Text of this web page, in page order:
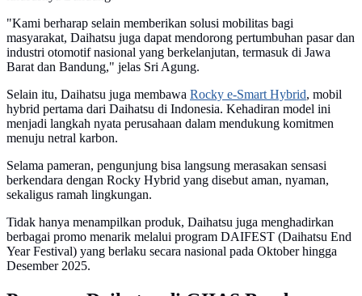
"Kami berharap selain memberikan solusi mobilitas bagi
masyarakat, Daihatsu juga dapat mendorong pertumbuhan pasar dan
industri otomotif nasional yang berkelanjutan, termasuk di Jawa
Barat dan Bandung," jelas Sri Agung.
Selain itu, Daihatsu juga membawa Rocky e-Smart Hybrid, mobil
hybrid pertama dari Daihatsu di Indonesia. Kehadiran model ini
menjadi langkah nyata perusahaan dalam mendukung komitmen
menuju netral karbon.
Selama pameran, pengunjung bisa langsung merasakan sensasi
berkendara dengan Rocky Hybrid yang disebut aman, nyaman,
sekaligus ramah lingkungan.
Tidak hanya menampilkan produk, Daihatsu juga menghadirkan
berbagai promo menarik melalui program DAIFEST (Daihatsu End
Year Festival) yang berlaku secara nasional pada Oktober hingga
Desember 2025.